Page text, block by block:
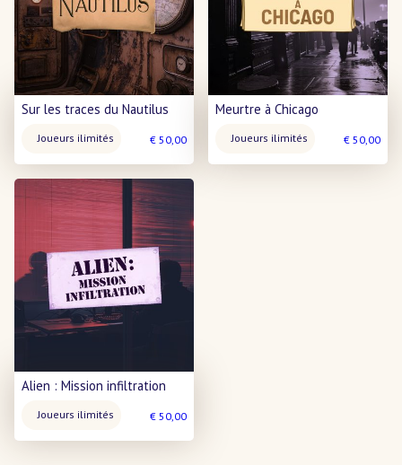
Sur les traces du Nautilus
Joueurs ilimités € 50,00
Meurtre à Chicago
Joueurs ilimités € 50,00
Alien : Mission infiltration
Joueurs ilimités € 50,00